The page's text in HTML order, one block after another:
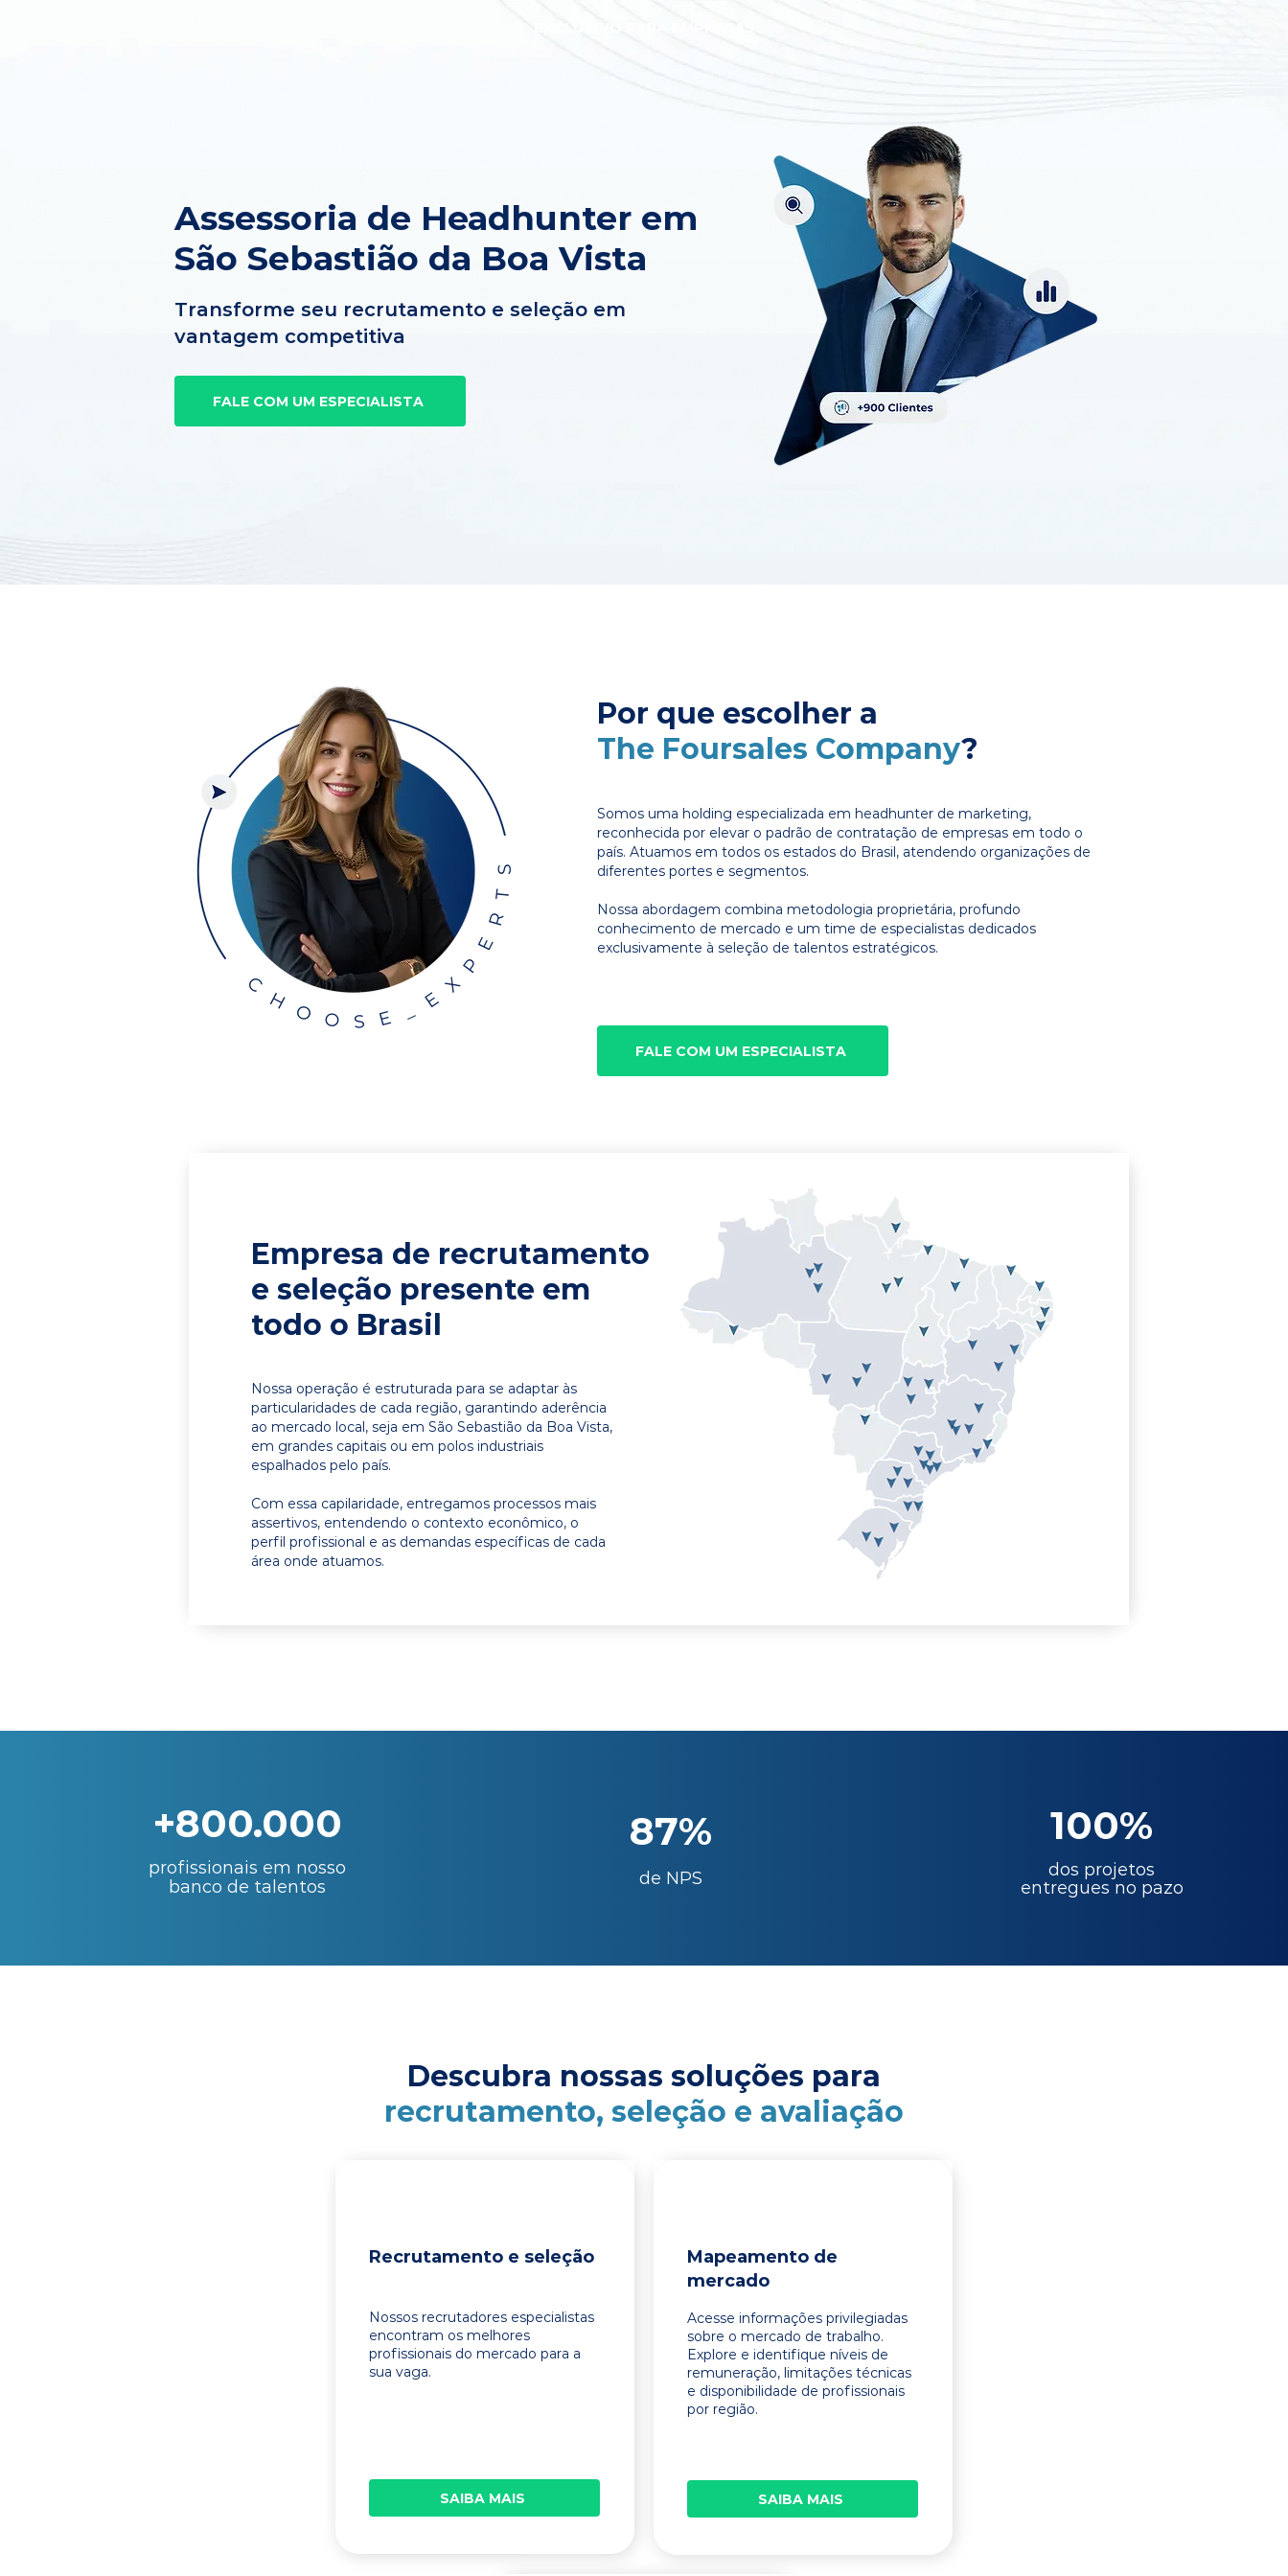
Assessoria de Headhunter em
São Sebastião da Boa Vista
Transforme seu recrutamento e seleção em
vantagem competitiva
FALE COM UM ESPECIALISTA
Por que escolher a
The Foursales Company?
Somos uma holding especializada em headhunter de marketing,
reconhecida por elevar o padrão de contratação de empresas em todo o
país. Atuamos em todos os estados do Brasil, atendendo organizações de
diferentes portes e segmentos.
Nossa abordagem combina metodologia proprietária, profundo
conhecimento de mercado e um time de especialistas dedicados
exclusivamente à seleção de talentos estratégicos.
FALE COM UM ESPECIALISTA
Empresa de recrutamento
e seleção presente em
todo o Brasil
Nossa operação é estruturada para se adaptar às
particularidades de cada região, garantindo aderência
ao mercado local, seja em São Sebastião da Boa Vista,
em grandes capitais ou em polos industriais
espalhados pelo país.
Com essa capilaridade, entregamos processos mais
assertivos, entendendo o contexto econômico, o
perfil profissional e as demandas específicas de cada
área onde atuamos.
+800.000
profissionais em nosso
banco de talentos
87%
de NPS
100%
dos projetos
entregues no pazo
Descubra nossas soluções para
recrutamento, seleção e avaliação
Recrutamento e seleção
Nossos recrutadores especialistas
encontram os melhores
profissionais do mercado para a
sua vaga.
SAIBA MAIS
Mapeamento de
mercado
Acesse informações privilegiadas
sobre o mercado de trabalho.
Explore e identifique níveis de
remuneração, limitações técnicas
e disponibilidade de profissionais
por região.
SAIBA MAIS